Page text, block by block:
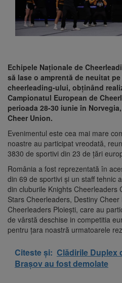
Echipele Naționale de
să lase o amprentă de neuitat
cheerleading-ului, obținând
Campionatul European de
perioada 28-30 iunie în
Cheer Union.
Evenimentul este cea mai mare
noastre au participat vreodată,
3830 de sportivi din 23 de țări
România a fost reprezentată în
din 69 de sportivi și un staff tehnic
din cluburile Knights Cheerleaders
Stars Cheerleaders, Destiny
Cheerleaders Ploiești, care au
de vârstă deschise in competitia
pentru țara noastră urmatoarele
Citeste și: Clădirile Duplex
Brașov au fost demolate